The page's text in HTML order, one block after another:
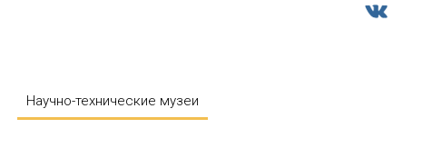
Научно-технические музеи